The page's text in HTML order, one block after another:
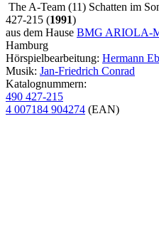
The A-Team (11) Schatten im
427-215 (1991)
aus dem Hause BMG ARIOLA-
Hamburg
Hörspielbearbeitung: Hermann
Musik: Jan-Friedrich Conrad
Katalognummern:
490 427-215
4 007184 904274 (EAN)